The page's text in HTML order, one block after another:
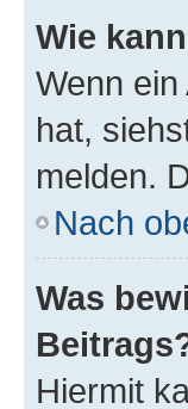
Wie
Wenn
hat,
melden.
Nach
Was
Hiermit